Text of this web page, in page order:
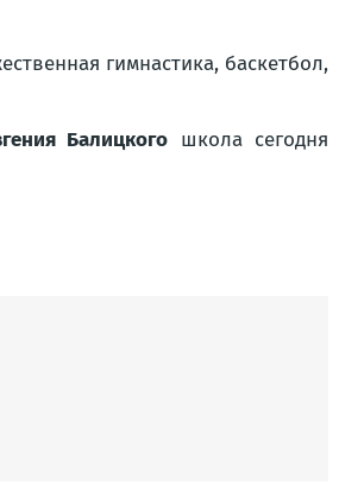
гимнастика, баскетбол,
Балицкого школа сегодня